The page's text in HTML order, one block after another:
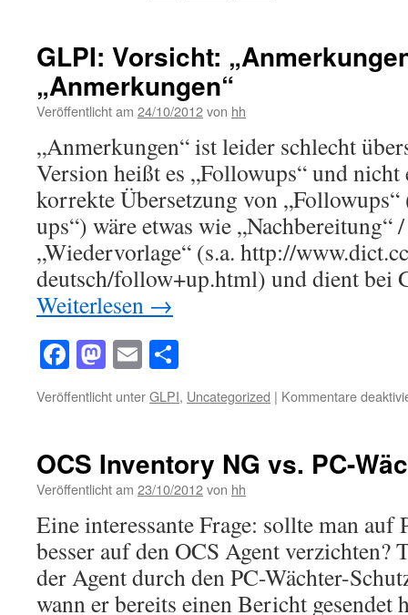
GLPI: Vorsicht:
„Anmerkungen“
Veröffentlicht am 24/10/2012von hh
„Anmerkungen“ ist leider schlecht
Version heißt es „Followups“ und nicht
korrekte Übersetzung von
ups“) wäre etwas wie „Nachbereitung“
„Wiedervorlage“ (s.a. http://
deutsch/follow+up.html) und dient
Weiterlesen →
Facebook
Mastodon
Email
Veröffentlicht unterGLPI, Uncategorized | Kommentare
OCS Inventory NG vs. PC-
Veröffentlicht am 23/10/2012von hh
Eine interessante Frage: sollte man auf
besser auf den OCS Agent verzichten?
der Agent durch den PC-Wächter-
wann er bereits einen Bericht gesendet